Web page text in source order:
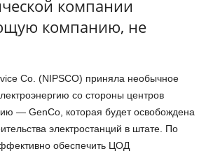
компании
компанию, не
Co. (NIPSCO) приняла необычное
со стороны центров
— GenCo, которая будет освобождена
электростанций в штате. По
обеспечить ЦОД